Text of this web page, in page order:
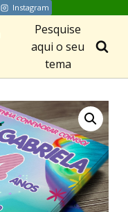
Instagram
Pesquise
aqui o seu
tema